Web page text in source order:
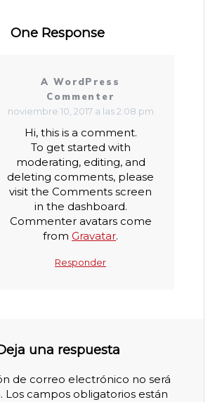
One Response
A WordPress
Commenter
noviembre 10, 2017 a las 2:08 pm
Hi, this is a comment.
To get started with
moderating, editing, and
deleting comments, please
visit the Comments screen
in the dashboard.
Commenter avatars come
from Gravatar.
Responder
una respuesta
de correo electrónico no será
Los campos obligatorios están